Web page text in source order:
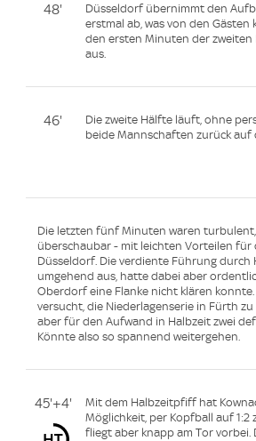
48'
Düsseldorf übernimmt den
erstmal ab, was von den Gästen
den ersten Minuten der
aus.
46'
Die zweite Hälfte läuft, ohne
beide Mannschaften zurück auf
Die letzten fünf Minuten waren
überschaubar - mit leichten Vorteilen für
Düsseldorf. Die verdiente Führung durch
umgehend aus, hatte dabei aber
Oberdorf eine Flanke nicht klären
versucht, die Niederlagenserie in Fürth zu
aber für den Aufwand in Halbzeit zwei
Könnte also so spannend weitergehen.
45'+4'
Mit dem Halbzeitpfiff hat
Möglichkeit, per Kopfball auf 1:2
fliegt aber knapp am Tor vorbei.